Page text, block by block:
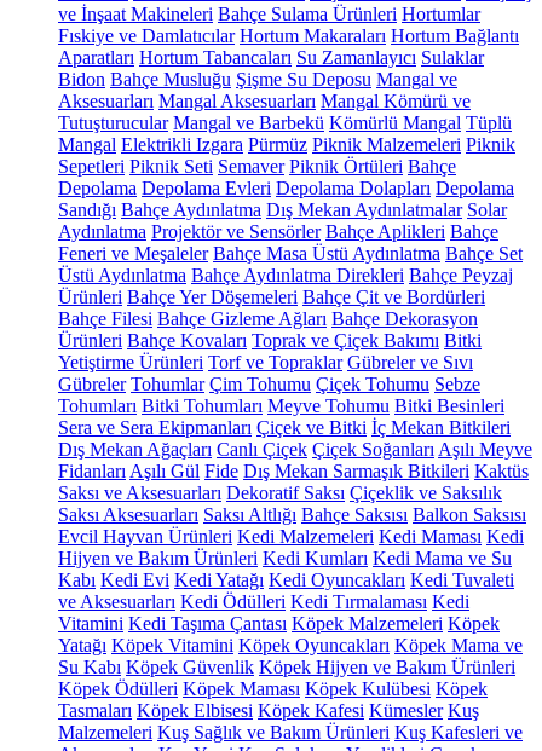
ve İnşaat Makineleri Bahçe Sulama Ürünleri Hortumlar
Fıskiye ve Damlatıcılar Hortum Makaraları Hortum Bağlantı
Aparatları Hortum Tabancaları Su Zamanlayıcı Sulaklar
Bidon Bahçe Musluğu Şişme Su Deposu Mangal ve
Aksesuarları Mangal Aksesuarları Mangal Kömürü ve
Tutuşturucular Mangal ve Barbekü Kömürlü Mangal Tüplü
Mangal Elektrikli Izgara Pürmüz Piknik Malzemeleri Piknik
Sepetleri Piknik Seti Semaver Piknik Örtüleri Bahçe
Depolama Depolama Evleri Depolama Dolapları Depolama
Sandığı Bahçe Aydınlatma Dış Mekan Aydınlatmalar Solar
Aydınlatma Projektör ve Sensörler Bahçe Aplikleri Bahçe
Feneri ve Meşaleler Bahçe Masa Üstü Aydınlatma Bahçe Set
Üstü Aydınlatma Bahçe Aydınlatma Direkleri Bahçe Peyzaj
Ürünleri Bahçe Yer Döşemeleri Bahçe Çit ve Bordürleri
Bahçe Filesi Bahçe Gizleme Ağları Bahçe Dekorasyon
Ürünleri Bahçe Kovaları Toprak ve Çiçek Bakımı Bitki
Yetiştirme Ürünleri Torf ve Topraklar Gübreler ve Sıvı
Gübreler Tohumlar Çim Tohumu Çiçek Tohumu Sebze
Tohumları Bitki Tohumları Meyve Tohumu Bitki Besinleri
Sera ve Sera Ekipmanları Çiçek ve Bitki İç Mekan Bitkileri
Dış Mekan Ağaçları Canlı Çiçek Çiçek Soğanları Aşılı Meyve
Fidanları Aşılı Gül Fide Dış Mekan Sarmaşık Bitkileri Kaktüs
Saksı ve Aksesuarları Dekoratif Saksı Çiçeklik ve Saksılık
Saksı Aksesuarları Saksı Altlığı Bahçe Saksısı Balkon Saksısı
Evcil Hayvan Ürünleri Kedi Malzemeleri Kedi Maması Kedi
Hijyen ve Bakım Ürünleri Kedi Kumları Kedi Mama ve Su
Kabı Kedi Evi Kedi Yatağı Kedi Oyuncakları Kedi Tuvaleti
ve Aksesuarları Kedi Ödülleri Kedi Tırmalaması Kedi
Vitamini Kedi Taşıma Çantası Köpek Malzemeleri Köpek
Yatağı Köpek Vitamini Köpek Oyuncakları Köpek Mama ve
Su Kabı Köpek Güvenlik Köpek Hijyen ve Bakım Ürünleri
Köpek Ödülleri Köpek Maması Köpek Kulübesi Köpek
Tasmaları Köpek Elbisesi Köpek Kafesi Kümesler Kuş
Malzemeleri Kuş Sağlık ve Bakım Ürünleri Kuş Kafesleri ve